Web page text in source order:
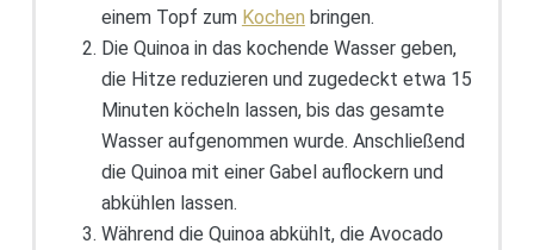
einem Topf zum Kochen bringen.
Die Quinoa in das kochende Wasser geben,
die Hitze reduzieren und zugedeckt etwa 15
Minuten köcheln lassen, bis das gesamte
Wasser aufgenommen wurde. Anschließend
die Quinoa mit einer Gabel auflockern und
abkühlen lassen.
Während die Quinoa abkühlt, die Avocado